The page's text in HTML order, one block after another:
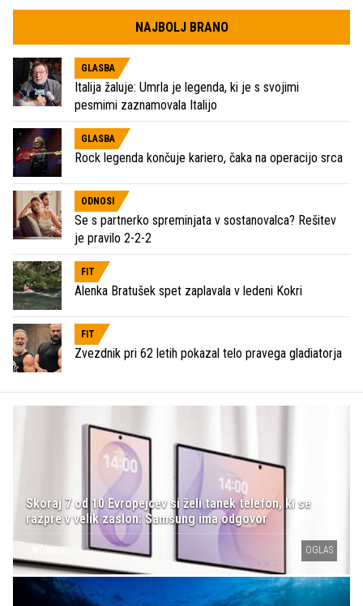
NAJBOLJ BRANO
GLASBA
Italija žaluje: Umrla je legenda, ki je s svojimi
pesmimi zaznamovala Italijo
GLASBA
Rock legenda končuje kariero, čaka na operacijo srca
ODNOSI
Se s partnerko spreminjata v sostanovalca? Rešitev
je pravilo 2-2-2
FIT
Alenka Bratušek spet zaplavala v ledeni Kokri
FIT
Zvezdnik pri 62 letih pokazal telo pravega gladiatorja
Skoraj 7 od 10 Evropejcev si želi tanek telefon, ki se
razpre v velik zaslon: Samsung ima odgovor
NOVICE OGLAS